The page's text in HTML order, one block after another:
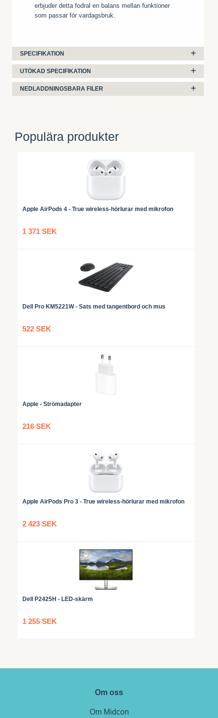
erbjuder detta fodral en balans mellan funktioner
som passar för vardagsbruk.
SPECIFIKATION
UTÖKAD SPECIFIKATION
NEDLADDNINGSBARA FILER
Populära produkter
Apple AirPods 4 - True wireless-hörlurar med mikrofon
1 371 SEK
Dell Pro KM5221W - Sats med tangentbord och mus
522 SEK
Apple - Strömadapter
216 SEK
Apple AirPods Pro 3 - True wireless-hörlurar med mikrofon
2 423 SEK
Dell P2425H - LED-skärm
1 255 SEK
Om oss
Om Midcon